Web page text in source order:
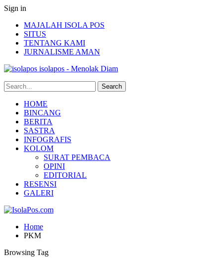
Sign in
MAJALAH ISOLA POS
SITUS
TENTANG KAMI
JURNALISME AMAN
isolapos - Menolak Diam
HOME
BINCANG
BERITA
SASTRA
INFOGRAFIS
KOLOM
SURAT PEMBACA
OPINI
EDITORIAL
RESENSI
GALERI
Home
PKM
Browsing Tag